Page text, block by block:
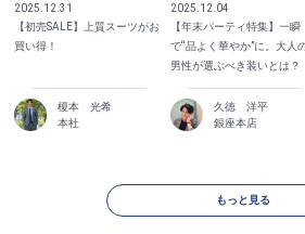
2025.12.31
【初売SALE】上質スーツがお
買い得！
榎本 光希
本社
2025.12.04
【年末パーティ特集】一瞬
で“品よく華やか”に。大人
男性が選ぶべき装いとは？
久徳 洋平
銀座本店
もっと見る